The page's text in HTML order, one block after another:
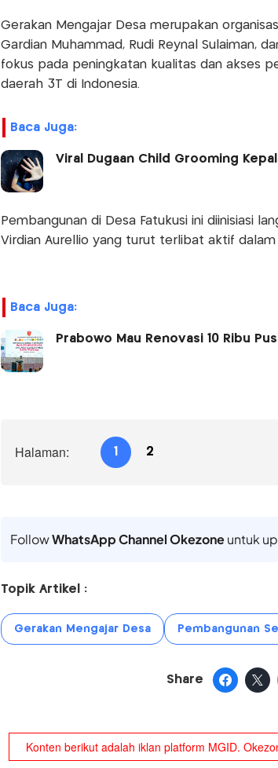
Gerakan Mengajar Desa merupakan
Gardian Muhammad, Rudi Reynal Sulaiman,
fokus pada peningkatan kualitas dan akses
daerah 3T di Indonesia.
Baca Juga:
Viral Dugaan Child Grooming
Pembangunan di Desa Fatukusi ini diinisiasi
Virdian Aurellio yang turut terlibat aktif dalam
Baca Juga:
Prabowo Mau Renovasi 10 Ribu
Halaman: 1 2
FollowWhatsApp Channel Okezoneuntuk
Topik Artikel :
Gerakan Mengajar Desa Pembangunan
Share